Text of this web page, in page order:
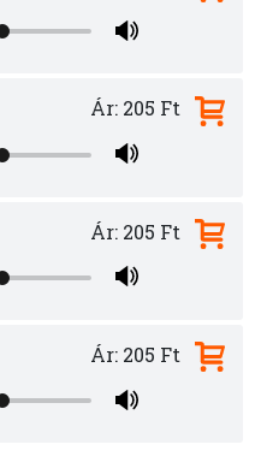
Ár: 205 Ft
Ár: 205 Ft
Ár: 205 Ft